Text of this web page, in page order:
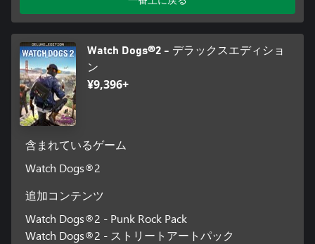
Watch Dogs®2 - デラックスエディショ
ン
¥9,396+
含まれているゲーム
Watch Dogs®2
追加コンテンツ
Watch Dogs®2 - Punk Rock Pack
Watch Dogs®2 - ストリートアートパック